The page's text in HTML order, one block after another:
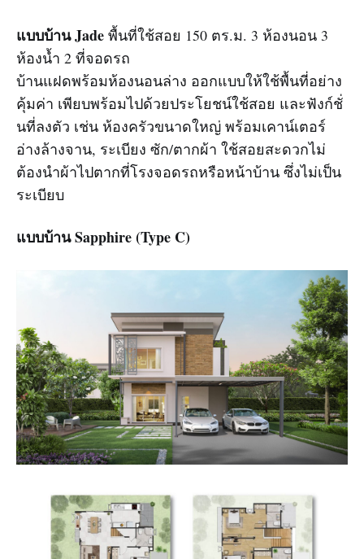
แบบบ้าน Jade พื้นที่ใช้สอย 150 ตร.ม. 3 ห้องนอน 3
ห้องน้ำ 2 ที่จอดรถ
บ้านแฝดพร้อมห้องนอนล่าง ออกแบบให้ใช้พื้นที่อย่าง
คุ้มค่า เพียบพร้อมไปด้วยประโยชน์ใช้สอย และฟังก์ชั่
นที่ลงตัว เช่น ห้องครัวขนาดใหญ่ พร้อมเคาน์เตอร์
อ่างล้างจาน, ระเบียง ซัก/ตากผ้า ใช้สอยสะดวกไม่
ต้องนำผ้าไปตากที่โรงจอดรถหรือหน้าบ้าน ซึ่งไม่เป็น
ระเบียบ
แบบบ้าน Sapphire (Type C)